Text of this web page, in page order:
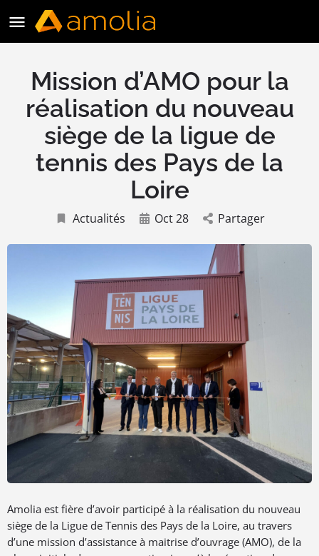
Mission d’AMO pour la
réalisation du nouveau
siège de la ligue de
tennis des Pays de la
Loire
Actualités Oct 28 Partager
Amolia est fière d’avoir participé à la réalisation du nouveau
siège de la Ligue de Tennis des Pays de la Loire, au travers
d’une mission d’assistance à maitrise d’ouvrage (AMO), de la